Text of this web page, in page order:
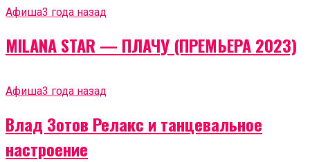
Афиша3 года назад
MILANA STAR — ПЛАЧУ (ПРЕМЬЕРА 2023)
Афиша3 года назад
Влад Зотов Релакс и танцевальное
настроение